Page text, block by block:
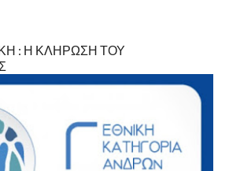
: Η ΚΛΗΡΩΣΗ ΤΟΥ